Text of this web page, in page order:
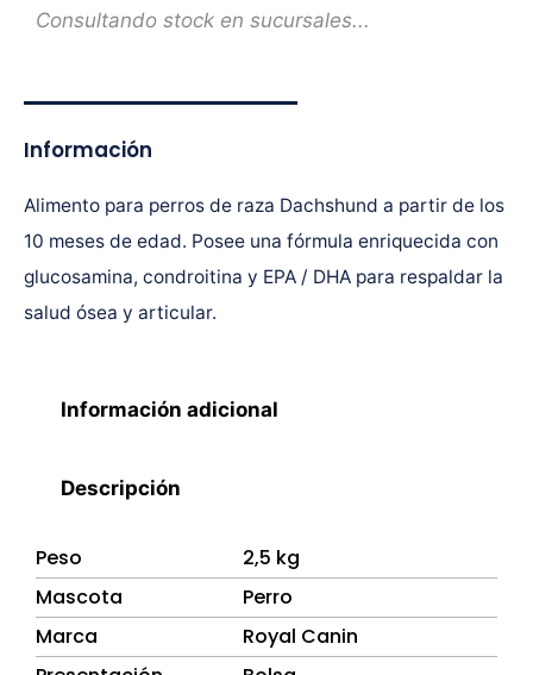
Consultando stock en sucursales...
Información
Alimento para perros de raza Dachshund a partir de los
10 meses de edad. Posee una fórmula enriquecida con
glucosamina, condroitina y EPA / DHA para respaldar la
salud ósea y articular.
Información adicional
Descripción
Peso
2,5 kg
Mascota
Perro
Marca
Royal Canin